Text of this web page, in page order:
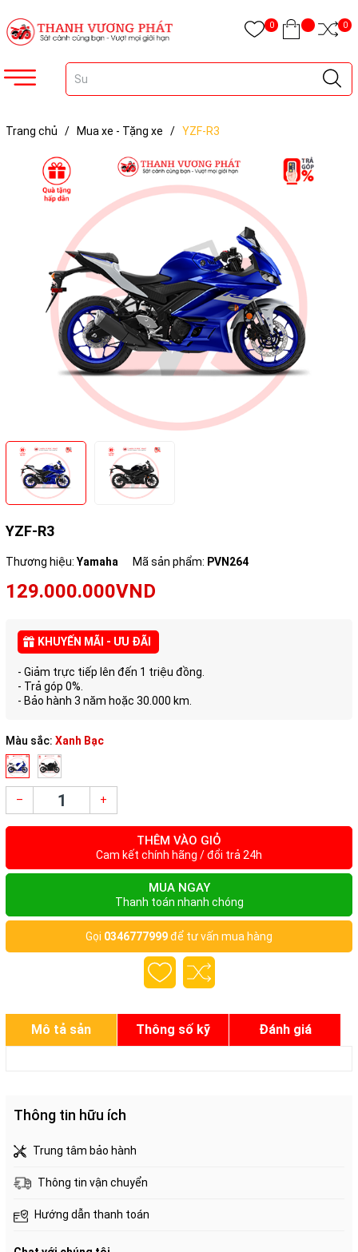
0 0
Trang chủ / Mua xe - Tặng xe / YZF-R3
YZF-R3
Thương hiệu: Yamaha Mã sản phẩm: PVN264
129.000.000VND
KHUYẾN MÃI - ƯU ĐÃI
- Giảm trực tiếp lên đến 1 triệu đồng.
- Trả góp 0%.
- Bảo hành 3 năm hoặc 30.000 km.
Màu sắc: Xanh Bạc
– +
THÊM VÀO GIỎ
Cam kết chính hãng / đổi trả 24h
MUA NGAY
Thanh toán nhanh chóng
Gọi 0346777999để tư vấn mua hàng
Mô tả sản Thông số kỹ Đánh giá
Thông tin hữu ích
Trung tâm bảo hành
Thông tin vận chuyển
Hướng dẫn thanh toán